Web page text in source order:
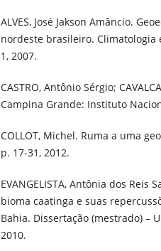
ALVES, José Jakson Amâncio.
nordeste brasileiro. Climatologia
1, 2007.
CASTRO, Antônio Sérgio;
Campina Grande: Instituto
COLLOT, Michel. Ruma a uma
p. 17-31, 2012.
EVANGELISTA, Antônia dos Reis
bioma caatinga e suas
Bahia. Dissertação (mestrado) –
2010.